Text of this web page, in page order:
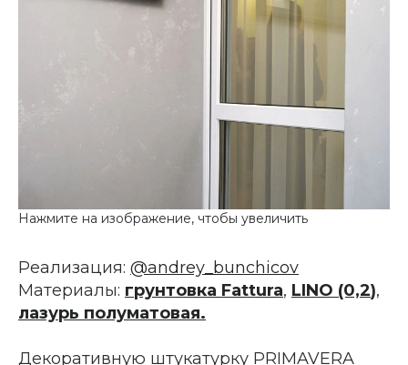
Реализация: @andrey_bunchicov
Материалы: грунтовка Fattura, LINO (0,2),
лазурь полуматовая.
Декоративную штукатурку PRIMAVERA